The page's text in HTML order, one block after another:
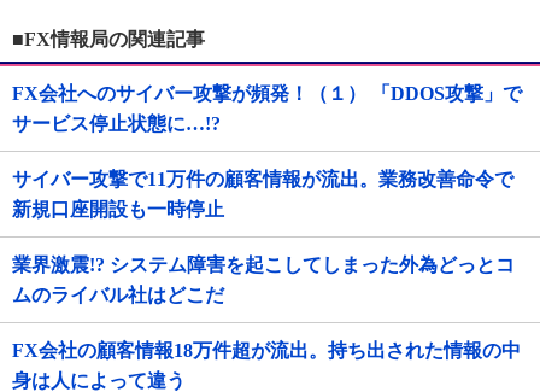
■FX情報局の関連記事
FX会社へのサイバー攻撃が頻発！（１） 「DDOS攻撃」で
サービス停止状態に…!?
サイバー攻撃で11万件の顧客情報が流出。業務改善命令で
新規口座開設も一時停止
業界激震!? システム障害を起こしてしまった外為どっとコ
ムのライバル社はどこだ
FX会社の顧客情報18万件超が流出。持ち出された情報の中
身は人によって違う